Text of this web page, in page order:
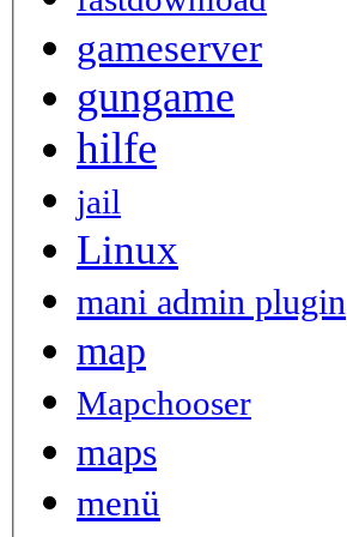
gameserver
gungame
hilfe
jail
Linux
mani admin plugin
map
Mapchooser
maps
menü